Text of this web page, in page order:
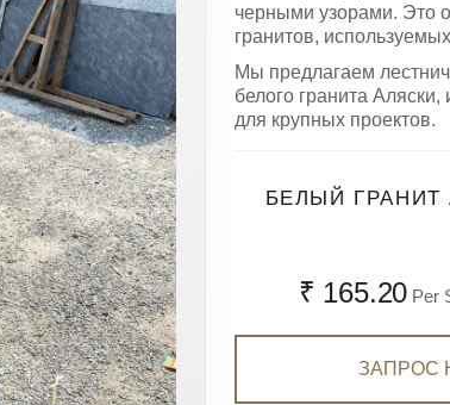
черными узорами. Это
гранитов,
Мы предлагаем
белого гранита
для крупных проектов.
БЕЛЫЙ ГРАНИТ
₹ 165.20 Per
ЗАПРОС